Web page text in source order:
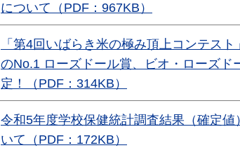
について（PDF：967KB）
「第4回いばらき米の極み頂上コンテス
のNo.1 ローズドール賞、ビオ・ローズド
定！（PDF：314KB）
令和5年度学校保健統計調査結果（確定値
いて（PDF：172KB）